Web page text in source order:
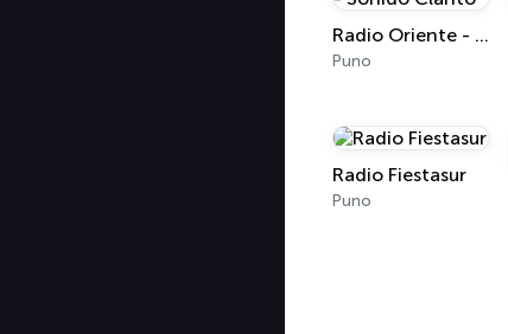
Radio Oriente - Sonido Clarito
Puno
Radio Fiestasur
Puno